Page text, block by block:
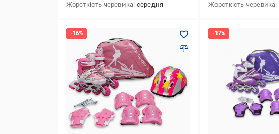
Жорсткість черевика середня
Жорсткість черевика